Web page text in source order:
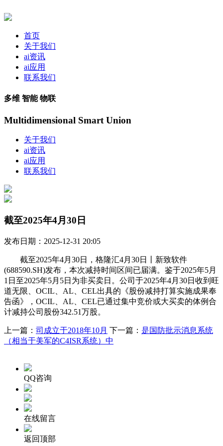
首页
关于我们
ai资讯
ai应用
联系我们
多维 智能 物联
Multidimensional Smart Union
关于我们
ai资讯
ai应用
联系我们
截至2025年4月30日
发布日期：2025-12-31 20:05
截至2025年4月30日，格隆汇4月30日丨新致软件
(688590.SH)发布，本次减持时间区间已届满。鉴于2025年5月
1日至2025年5月5日为非买卖日。公司于2025年4月30日收到旺
道无限、OCIL、AL、CEL出具的《股份减持打算实施成果奉
告函》，OCIL、AL、CEL已通过集中竞价或大买卖的体例合
计减持公司股份342.51万股。
上一篇： 司成立于2018年10月 下一篇： 是国防批示消息系统
（相当于美军的C4ISR系统）中
QQ咨询
在线留言
返回顶部